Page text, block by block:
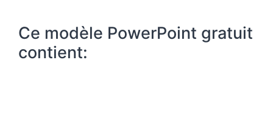
Ce modèle PowerPoint gratuit
contient: